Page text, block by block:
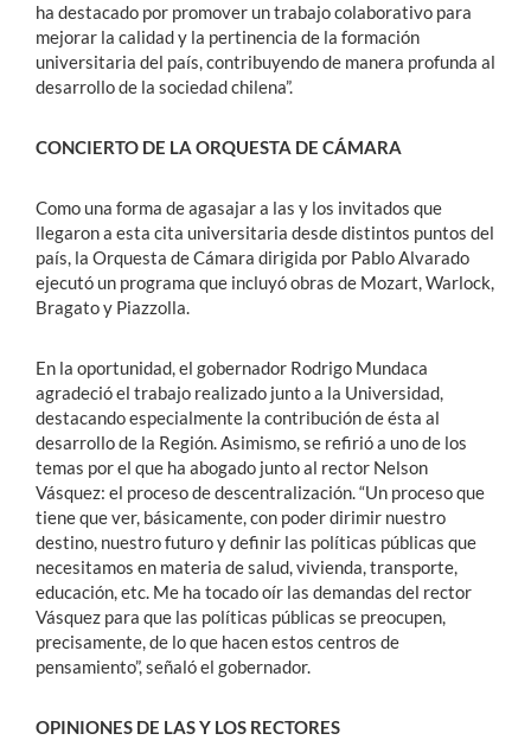
ha destacado por promover un trabajo colaborativo para
mejorar la calidad y la pertinencia de la formación
universitaria del país, contribuyendo de manera profunda al
desarrollo de la sociedad chilena”.
CONCIERTO DE LA ORQUESTA DE CÁMARA
Como una forma de agasajar a las y los invitados que
llegaron a esta cita universitaria desde distintos puntos del
país, la Orquesta de Cámara dirigida por Pablo Alvarado
ejecutó un programa que incluyó obras de Mozart, Warlock,
Bragato y Piazzolla.
En la oportunidad, el gobernador Rodrigo Mundaca
agradeció el trabajo realizado junto a la Universidad,
destacando especialmente la contribución de ésta al
desarrollo de la Región. Asimismo, se refirió a uno de los
temas por el que ha abogado junto al rector Nelson
Vásquez: el proceso de descentralización. “Un proceso que
tiene que ver, básicamente, con poder dirimir nuestro
destino, nuestro futuro y definir las políticas públicas que
necesitamos en materia de salud, vivienda, transporte,
educación, etc. Me ha tocado oír las demandas del rector
Vásquez para que las políticas públicas se preocupen,
precisamente, de lo que hacen estos centros de
pensamiento”, señaló el gobernador.
OPINIONES DE LAS Y LOS RECTORES